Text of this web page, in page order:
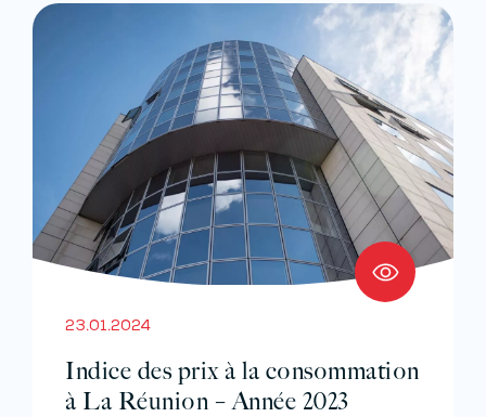
23.01.2024
Indice des prix à la consommation
à La Réunion – Année 2023